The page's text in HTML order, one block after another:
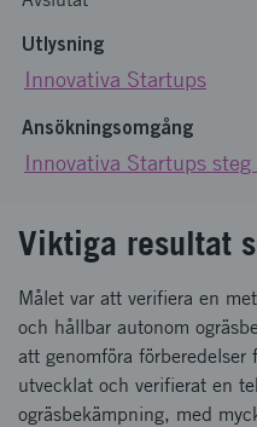
Utlysning
Innovativa Startups
Ansökningsomgång
Innovativa Startups
Viktiga resultat
Målet var att verifiera en
och hållbar autonom
att genomföra
utvecklat och verifierat en
ogräsbekämpning, med